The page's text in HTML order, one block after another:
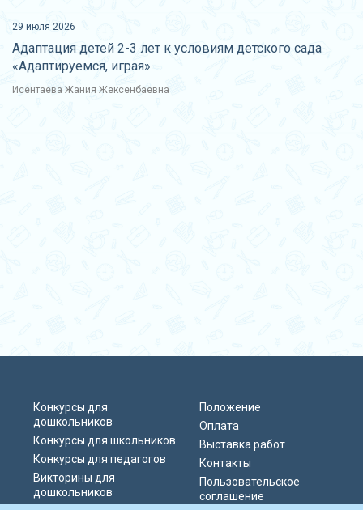
29 июля 2026
Адаптация детей 2-3 лет к условиям детского сада
«Адаптируемся, играя»
Исентаева Жания Жексенбаевна
Конкурсы для
дошкольников
Конкурсы для школьников
Конкурсы для педагогов
Викторины для
дошкольников
Положение
Оплата
Выставка работ
Контакты
Пользовательское
соглашение